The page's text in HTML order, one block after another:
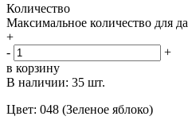
Количество
Максимальное количество для
+
-
+
в корзину
В наличии: 35 шт.
Цвет: 048 (Зеленое яблоко)